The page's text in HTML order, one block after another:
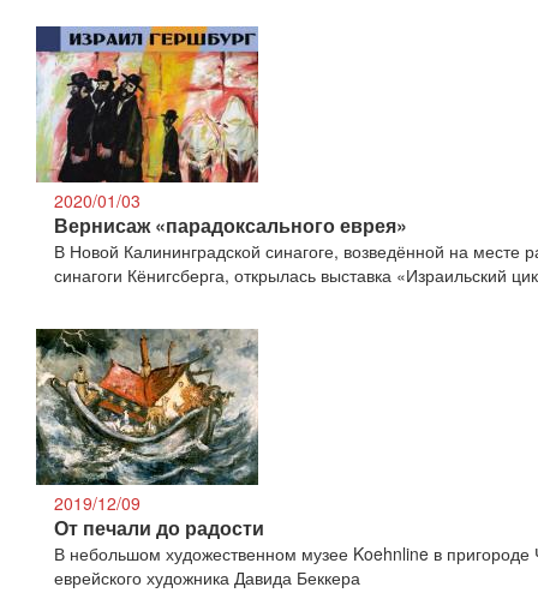
2020/01/03
Вернисаж «парадоксального еврея»
В Новой Калининградской синагоге, возведённой на месте
синагоги Кёнигсберга, открылась выставка «Израильский
2019/12/09
От печали до радости
В небольшом художественном музее Koehnline в пригороде
еврейского художника Давида Беккера